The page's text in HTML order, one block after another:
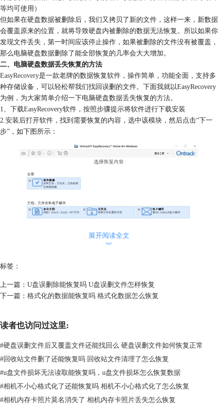
等均可使用）
但如果在硬盘数据被删除后，我们又拷贝了新的文件，这样一来，新数据
会覆盖原来的位置，就将导致硬盘内被删除的数据无法恢复。所以如果你
发现文件丢失，第一时间应该停止操作，如果被删除的文件没有被覆盖，
那么电脑硬盘数据删除了能全部恢复的几率会大大增加。
二、电脑硬盘数据丢失恢复的方法
EasyRecovery是一款老牌的数据恢复软件，操作简单，功能全面，支持多
种存储设备，可以轻松帮我们找回误删的文件。下面我就以EasyRecovery
为例，为大家简单介绍一下电脑硬盘数据丢失恢复的方法。
1、下载EasyRecovery软件，按照步骤提示将软件进行下载安装
2.安装后打开软件，找到需要恢复的内容，选中该模块，然后点击“下一
步”，如下图所示：
3.找到需要恢复文件的硬盘分区，大家可根据自己的情况自行选择，然后
点击“扫描按钮”
图4：选择恢复位置
展开阅读全文
︾
标签：
上一篇： U盘误删除能恢复吗 U盘误删文件怎样恢复
下一篇： 格式化的数据能恢复吗 格式化数据怎么恢复
读者也访问过这里:
#硬盘误删文件后又覆盖文件还能找回么 硬盘误删文件如何恢复正常
#回收站文件删了还能恢复吗 回收站文件清理了怎么恢复
#u盘文件损坏无法读取能恢复吗，u盘文件损坏怎么恢复数据
#相机不小心格式化了还能恢复吗 相机不小心格式化了怎么恢复
#相机内存卡照片莫名消失了 相机内存卡照片丢失怎么恢复